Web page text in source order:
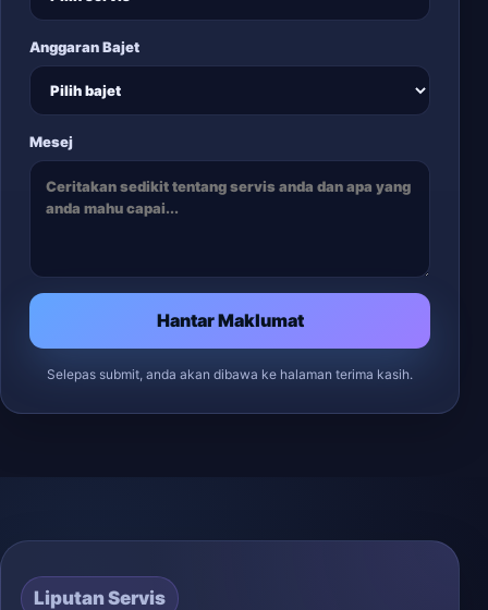
Anggaran Bajet
Mesej
Hantar Maklumat
Selepas submit, anda akan dibawa ke halaman terima kasih.
Liputan Servis